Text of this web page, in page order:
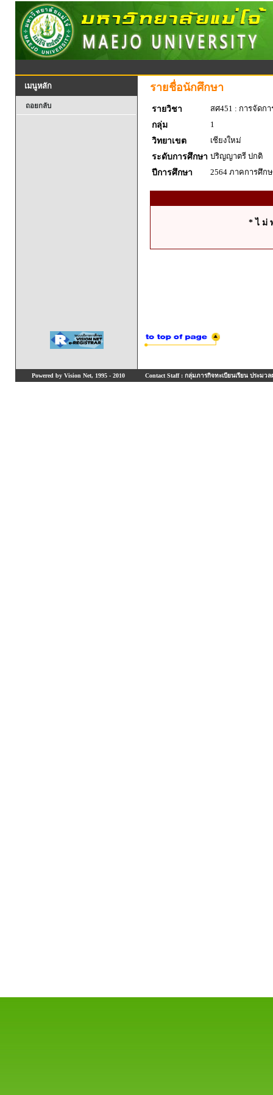
เมนูหลัก
ถอยกลับ
รายชื่อนักศึกษา
รายวิชา
สศ451 : การจัดก
กลุ่ม
1
วิทยาเขต
เชียงใหม่
ระดับการศึกษา ปริญญาตรี ปกติ
ปีการศึกษา
2564 ภาคการศึก
* ไ ม่
Powered by Vision Net, 1995 - 2010 Contact Staff : กลุ่มภารกิจทะเบียนเรียน ประมวล